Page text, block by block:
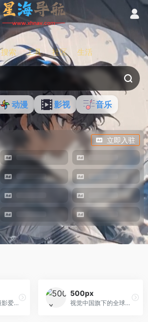
搜索 工具 社区 生活
动漫 影视 音乐
立即入驻
专业影像门户,摄影爱好者分享...
500px
视觉中国旗下的全球知名专业...